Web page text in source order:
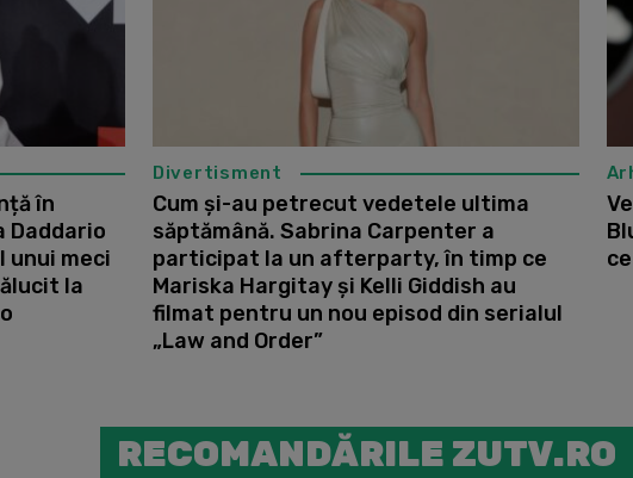
în
Daddario
meci
la
Divertisment
Cum și-au petrecut vedetele ultima
săptămână. Sabrina Carpenter a
participat la un afterparty, în timp ce
Mariska Hargitay și Kelli Giddish au
filmat pentru un nou episod din serialul
„Law and Order”
RECOMANDĂRILE ZUTV.RO